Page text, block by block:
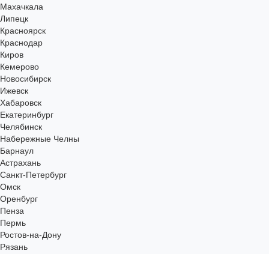
Махачкала
Липецк
Красноярск
Краснодар
Киров
Кемерово
Новосибирск
Ижевск
Хабаровск
Екатеринбург
Челябинск
Набережные Челны
Барнаул
Астрахань
Санкт-Петербург
Омск
Оренбург
Пенза
Пермь
Ростов-на-Дону
Рязань